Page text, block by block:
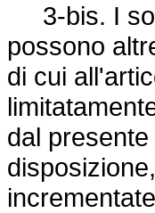
3-bis. I
possono
di cui
dal